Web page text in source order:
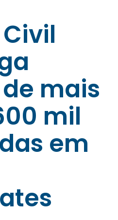
mais
mil
em